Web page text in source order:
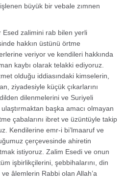
büyük bir vebale zımnen
zalimini rab bilen yerli
hakkın üstünü örtme
veriyor ve kendileri hakkında
kaybı olarak telakki ediyoruz.
olduğu iddiasındaki kimselerin,
ziyadesiyle küçük çıkarlarını
dilenmelerini ve Suriyeli
başka amacı olmayan
çabalarını ibret ve üzüntüyle takip
Kendilerine emr-i bi’lmaaruf ve
çerçevesinde ahiretin
istiyoruz. Zalim Esedi ve onun
işbirlikçilerini, şebbihalarını, din
âlemlerin Rabbi olan Allah’a